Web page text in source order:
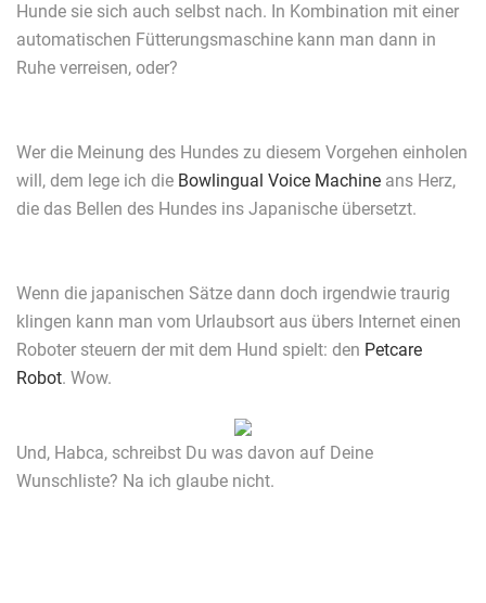
Hunde sie sich auch selbst nach. In Kombination mit einer
automatischen Fütterungsmaschine kann man dann in
Ruhe verreisen, oder?
Wer die Meinung des Hundes zu diesem Vorgehen einholen
will, dem lege ich die Bowlingual Voice Machine ans Herz,
die das Bellen des Hundes ins Japanische übersetzt.
Wenn die japanischen Sätze dann doch irgendwie traurig
klingen kann man vom Urlaubsort aus übers Internet einen
Roboter steuern der mit dem Hund spielt: den Petcare
Robot. Wow.
Und, Habca, schreibst Du was davon auf Deine
Wunschliste? Na ich glaube nicht.